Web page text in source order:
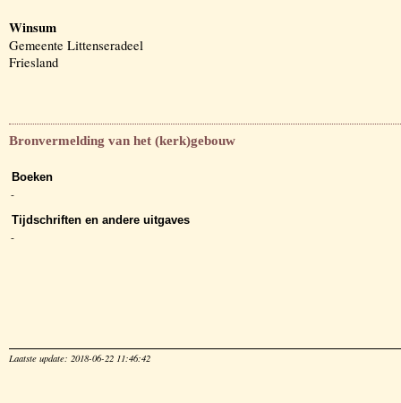
Winsum
Gemeente Littenseradeel
Friesland
Bronvermelding van het (kerk)gebouw
Boeken
-
Tijdschriften en andere uitgaves
-
Laatste update: 2018-06-22 11:46:42